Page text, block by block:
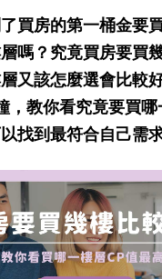
買房的第一桶金要
嗎？究竟買房要買
又該怎麼選會比較
，教你看究竟要買
找到最符合自己需